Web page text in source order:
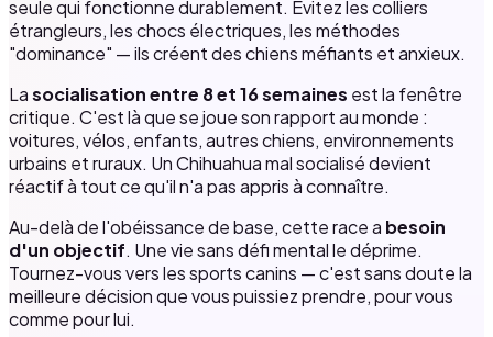
seule qui fonctionne durablement. Évitez les colliers
étrangleurs, les chocs électriques, les méthodes
"dominance" — ils créent des chiens méfiants et anxieux.
Lasocialisation entre 8 et 16 semaines est la fenêtre
critique. C'est là que se joue son rapport au monde :
voitures, vélos, enfants, autres chiens, environnements
urbains et ruraux. Un Chihuahua mal socialisé devient
réactif à tout ce qu'il n'a pas appris à connaître.
Au-delà de l'obéissance de base, cette race a besoin
d'un objectif. Une vie sans défi mental le déprime.
Tournez-vous vers les sports canins — c'est sans doute la
meilleure décision que vous puissiez prendre, pour vous
comme pour lui.